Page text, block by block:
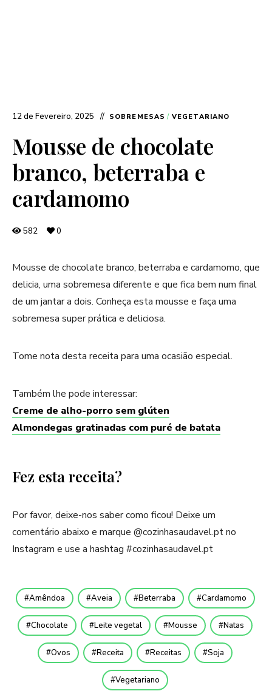
12 de Fevereiro, 2025 SOBREMESAS / VEGETARIANO
Mousse de chocolate
branco, beterraba e
cardamomo
582 0
Mousse de chocolate branco, beterraba e cardamomo, que
delicia, uma sobremesa diferente e que fica bem num final
de um jantar a dois. Conheça esta mousse e faça uma
sobremesa super prática e deliciosa.
Tome nota desta receita para uma ocasião especial.
Também lhe pode interessar:
Creme de alho-porro sem glúten
Almondegas gratinadas com puré de batata
Fez esta receita?
Por favor, deixe-nos saber como ficou! Deixe um
comentário abaixo e marque @cozinhasaudavel.pt no
Instagram e use a hashtag #cozinhasaudavel.pt
Amêndoa Aveia Beterraba Cardamomo
Chocolate Leite vegetal Mousse Natas
Ovos Receita Receitas Soja
Vegetariano